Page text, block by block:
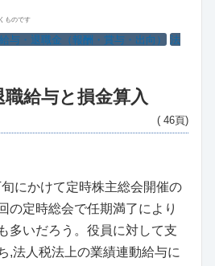
ものです
与・退職金（報酬・賞与・出向）
法
給与と損金算入
( 46頁)
にかけて定時株主総会開催の
の定時総会で任期満了により
多いだろう。役員に対して支
,法人税法上の業績連動給与に